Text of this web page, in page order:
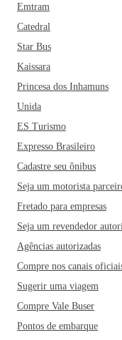
Emtram
Catedral
Star Bus
Kaissara
Princesa dos Inhamuns
Unida
ES Turismo
Expresso Brasileiro
Cadastre seu ônibus
Seja um motorista
Fretado para empresas
Seja um revendedor
Agências autorizadas
Compre nos canais
Sugerir uma viagem
Compre Vale Buser
Pontos de embarque